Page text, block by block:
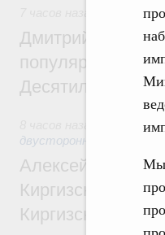
Дмитрий
популярного
Десятилетия
двусторонней основе
Алексей
Киргизского
Киргизской